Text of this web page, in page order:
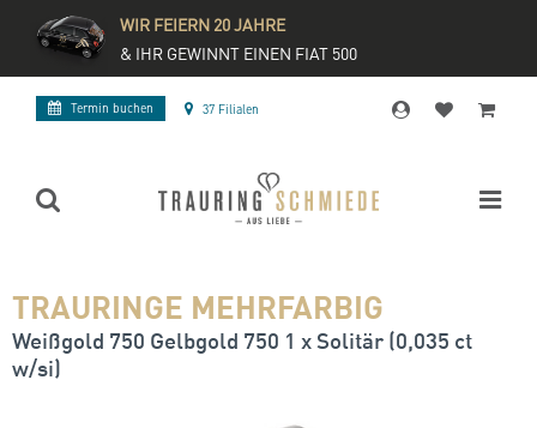
WIR FEIERN 20 JAHRE
& IHR GEWINNT EINEN FIAT 500
Termin buchen 37 Filialen
TRAURINGE MEHRFARBIG
Weißgold 750 Gelbgold 750 1 x Solitär (0,035 ct
w/si)